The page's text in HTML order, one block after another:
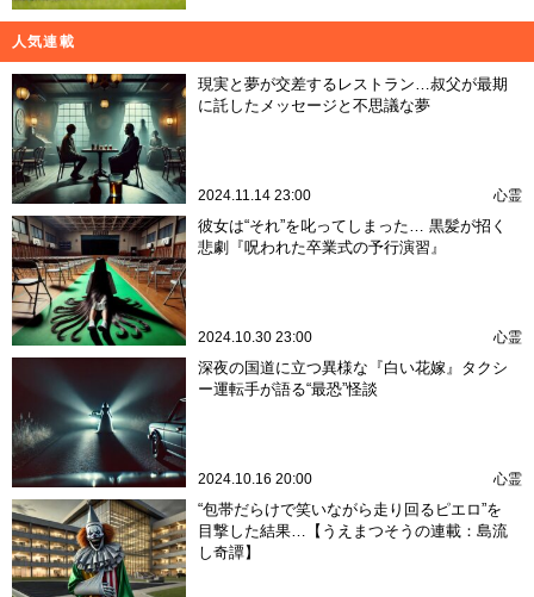
人気連載
現実と夢が交差するレストラン…叔父が最期
に託したメッセージと不思議な夢
2024.11.14 23:00 心霊
彼女は“それ”を叱ってしまった… 黒髪が招く
悲劇『呪われた卒業式の予行演習』
2024.10.30 23:00 心霊
深夜の国道に立つ異様な『白い花嫁』タクシ
ー運転手が語る“最恐”怪談
2024.10.16 20:00 心霊
“包帯だらけで笑いながら走り回るピエロ”を
目撃した結果…【うえまつそうの連載：島流
し奇譚】